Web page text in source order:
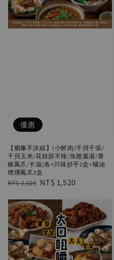
優惠
【猶豫不決組】(小鮮肉/干貝千張/
干貝玉米/花枝甜不辣/魚翅羹湯/青
椒鳳爪/卡滋)各+川味抄手2盒+蠔油
煙燻鳳爪3盒
Regular
NT$ 2,026 Sale
NT$ 1,520